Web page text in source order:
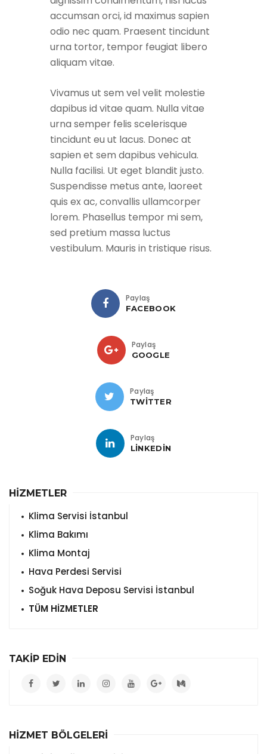
accumsan orci, id maximus sapien
odio nec quam. Praesent tincidunt
urna tortor, tempor feugiat libero
aliquam vitae.
Vivamus ut sem vel velit molestie
dapibus id vitae quam. Nulla vitae
urna semper felis scelerisque
tincidunt eu ut lacus. Donec at
sapien et sem dapibus vehicula.
Nulla facilisi. Ut eget blandit justo.
Suspendisse metus ante, laoreet
quis ex ac, convallis ullamcorper
lorem. Phasellus tempor mi sem,
sed pretium massa luctus
vestibulum. Mauris in tristique risus.
Paylaş
FACEBOOK
Paylaş
GOOGLE
Paylaş
TWITTER
Paylaş
LINKEDIN
HİZMETLER
Klima Servisi İstanbul
Klima Bakımı
Klima Montaj
Hava Perdesi Servisi
Soğuk Hava Deposu Servisi İstanbul
TÜM HİZMETLER
TAKİP EDİN
HİZMET BÖLGELERİ